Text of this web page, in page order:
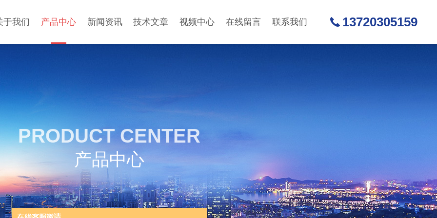
于我们 产品中心 新闻资讯 技术文章 视频中心 在线留言 联系我们 13720305159
PRODUCT CENTER
产品中心